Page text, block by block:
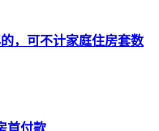
，可不计家庭住房套数